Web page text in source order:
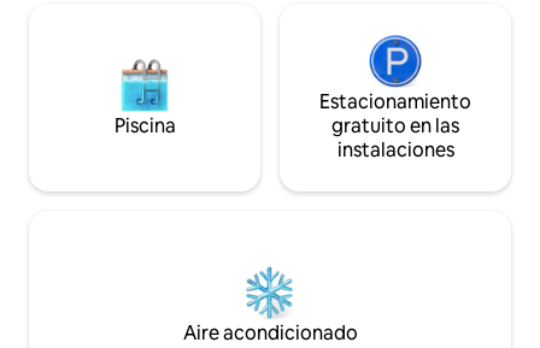
Piscina
Estacionamiento
gratuito en las
instalaciones
Aire acondicionado